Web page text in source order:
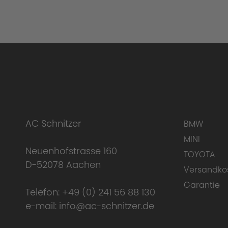
AC Schnitzer
Neuenhofstrasse 160
D-52078 Aachen
Telefon: +49 (0) 241 56 88 130
e-mail: info@ac-schnitzer.de
BMW
MINI
TOYOTA
Garantie